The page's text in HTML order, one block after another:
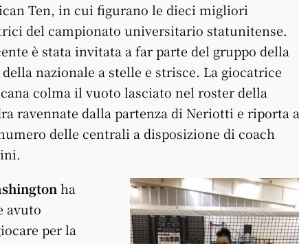
Ten, in cui figurano le dieci migliori
del campionato universitario statunitense.
è stata invitata a far parte del gruppo della
nazionale a stelle e strisce. La giocatrice
colma il vuoto lasciato nel roster della
ravennate dalla partenza di Neriotti e riporta a
delle centrali a disposizione di coach
ha
avuto
per la